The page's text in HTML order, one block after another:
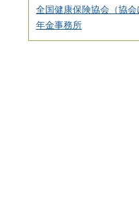
全国健康保険協会（協
年金事務所